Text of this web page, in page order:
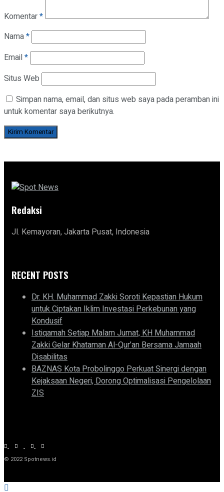
Komentar*
Nama*
Email*
Situs Web
Simpan nama, email, dan situs web saya pada peramban ini
untuk komentar saya berikutnya.
Redaksi
Jl. Kemayoran, Jakarta Pusat, Indonesia
RECENT POSTS
Dr. KH. Muhammad Zakki Soroti Kepastian Hukum
untuk Ciptakan Iklim Investasi Perkebunan yang
Kondusif
Istiqamah Setiap Malam Jumat, KH Muhammad
Zakki Gelar Khataman Al-Qur’an Bersama Jamaah
Disabilitas
BAZNAS Kota Probolinggo Perkuat Sinergi dengan
Kejaksaan Negeri, Dorong Optimalisasi Pengelolaan
ZIS
© 2022 Spotnews.id